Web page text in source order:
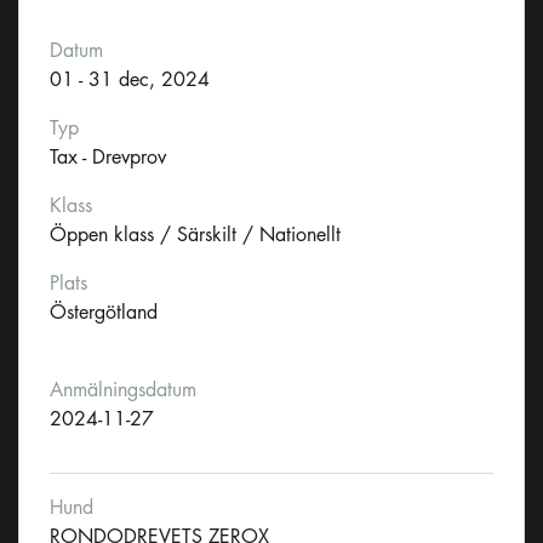
Datum
01 - 31 dec, 2024
Typ
Tax - Drevprov
Klass
Öppen klass / Särskilt / Nationellt
Plats
Östergötland
Anmälningsdatum
2024-11-27
Hund
RONDODREVETS ZEROX